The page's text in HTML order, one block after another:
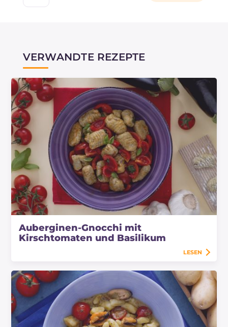
werden.
VERWANDTE REZEPTE
Auberginen-Gnocchi mit
Kirschtomaten und Basilikum
LESEN